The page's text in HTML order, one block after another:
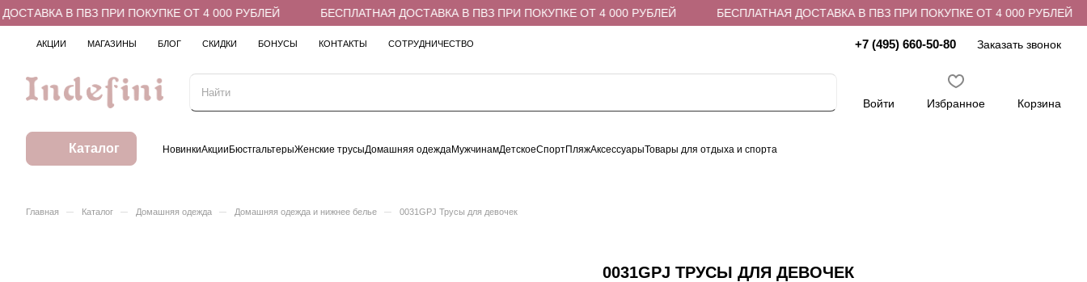
В ПВЗ ПРИ ПОКУПКЕ ОТ 4 000 РУБЛЕЙ БЕСПЛАТНАЯ ДОСТАВКА В ПВЗ ПРИ ПОКУПКЕ ОТ 4 000 РУБЛЕЙ БЕСПЛАТНАЯ ДОСТАВКА В ПВЗ ПРИ ПОКУПКЕ ОТ 4 000 РУБЛЕЙ
АКЦИИ МАГАЗИНЫ БЛОГ СКИДКИ БОНУСЫ КОНТАКТЫ СОТРУДНИЧЕСТВО +7 (495) 660-50-80 Заказать звонок
Войти Избранное Корзина
Каталог НовинкиАкцииБюстгальтерыЖенские трусыДомашняя одеждаМужчинамДетскоеСпортПляжАксессуарыТовары для отдыха и спорта
Главная – Каталог – Домашняя одежда – Домашняя одежда и нижнее белье – 0031GPJ Трусы для девочек
0031GPJ ТРУСЫ ДЛЯ ДЕВОЧЕК